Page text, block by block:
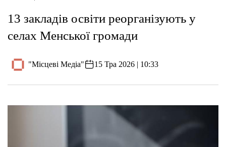
13 закладів освіти реорганізують у
селах Менської громади
"Місцеві Медіа" 15 Тра 2026 | 10:33